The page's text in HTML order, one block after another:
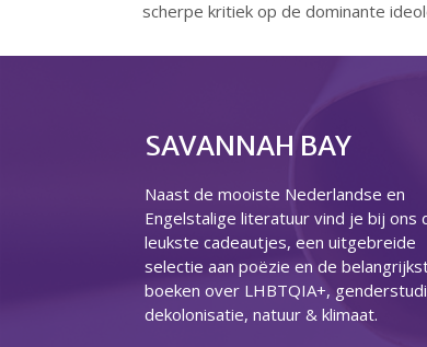
scherpe kritiek op de dominante
SAVANNAH BAY
Naast de mooiste Nederlandse en
Engelstalige literatuur vind je bij ons
leukste cadeautjes, een uitgebreide
selectie aan poëzie en de
boeken over LHBTQIA+,
dekolonisatie, natuur & klimaat.